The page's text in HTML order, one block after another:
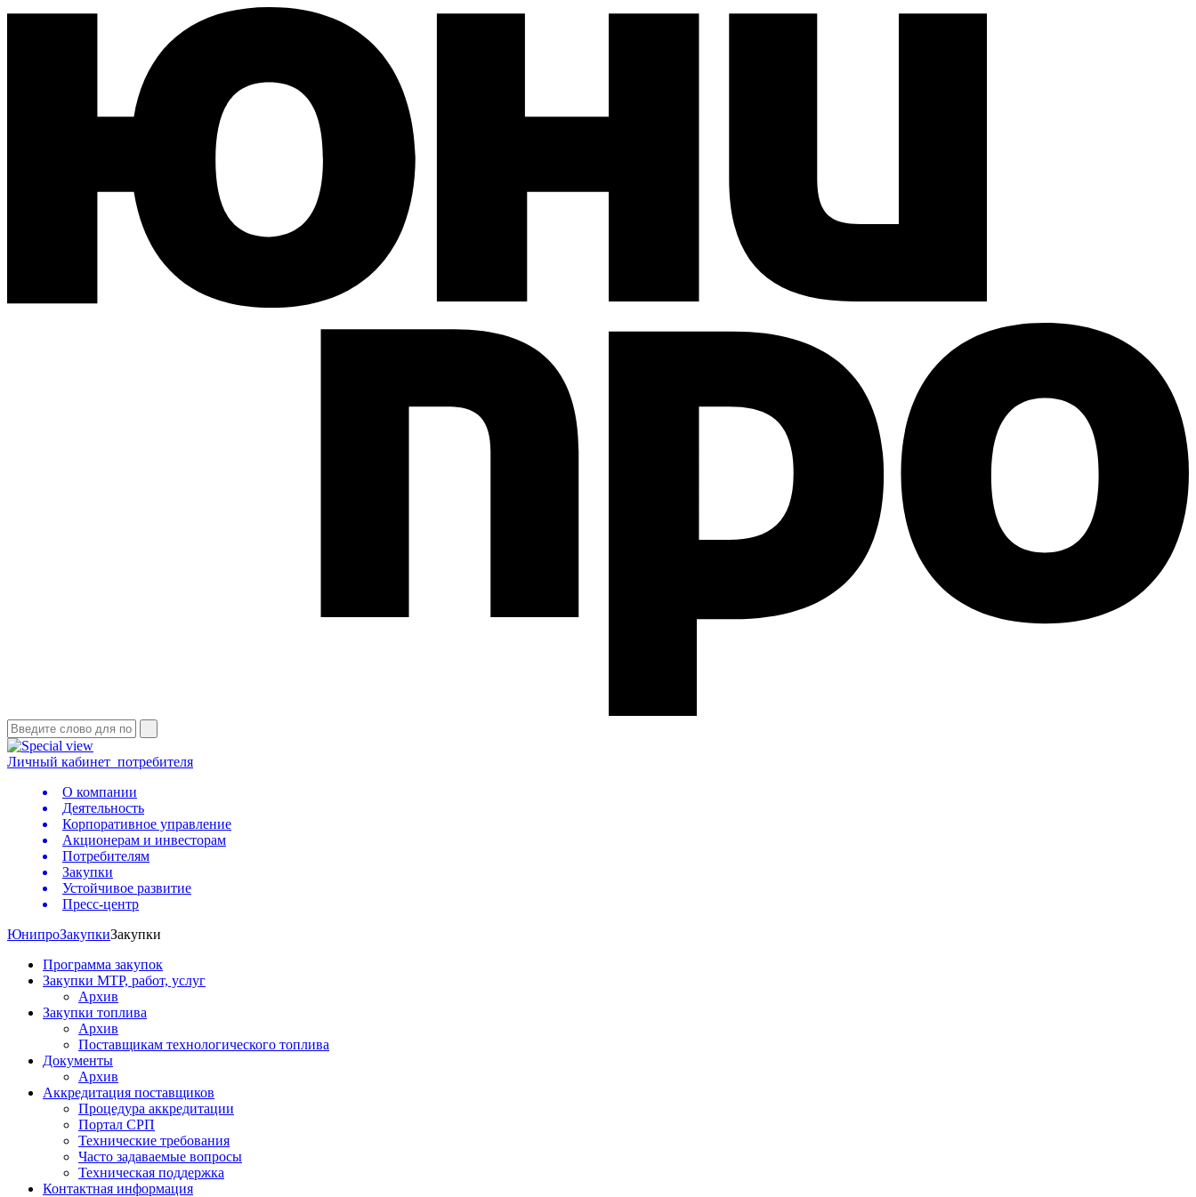
Личный кабинет потребителя
О компании
Деятельность
Корпоративное управление
Акционерам и инвесторам
Потребителям
Закупки
Устойчивое развитие
Пресс-центр
ЮнипроЗакупкиЗакупки
Программа закупок
Закупки МТР, работ, услуг
Архив
Закупки топлива
Архив
Поставщикам технологического топлива
Документы
Архив
Аккредитация поставщиков
Процедура аккредитации
Портал СРП
Технические требования
Часто задаваемые вопросы
Техническая поддержка
Контактная информация